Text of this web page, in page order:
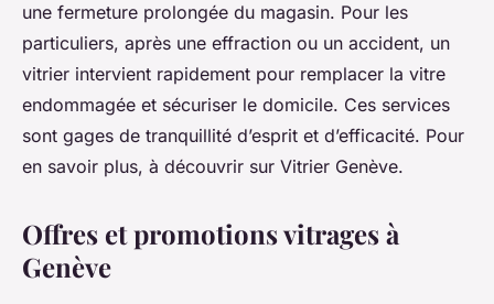
une fermeture prolongée du magasin. Pour les
particuliers, après une effraction ou un accident, un
vitrier intervient rapidement pour remplacer la vitre
endommagée et sécuriser le domicile. Ces services
sont gages de tranquillité d’esprit et d’efficacité. Pour
en savoir plus, à découvrir sur Vitrier Genève.
Offres et promotions vitrages à
Genève